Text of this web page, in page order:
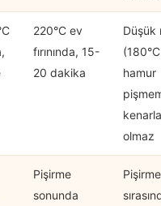
220°C ev
fırınında, 15-
20 dakika
Düşük
hamur
olmaz
Pişirme
sonunda
Pişirme